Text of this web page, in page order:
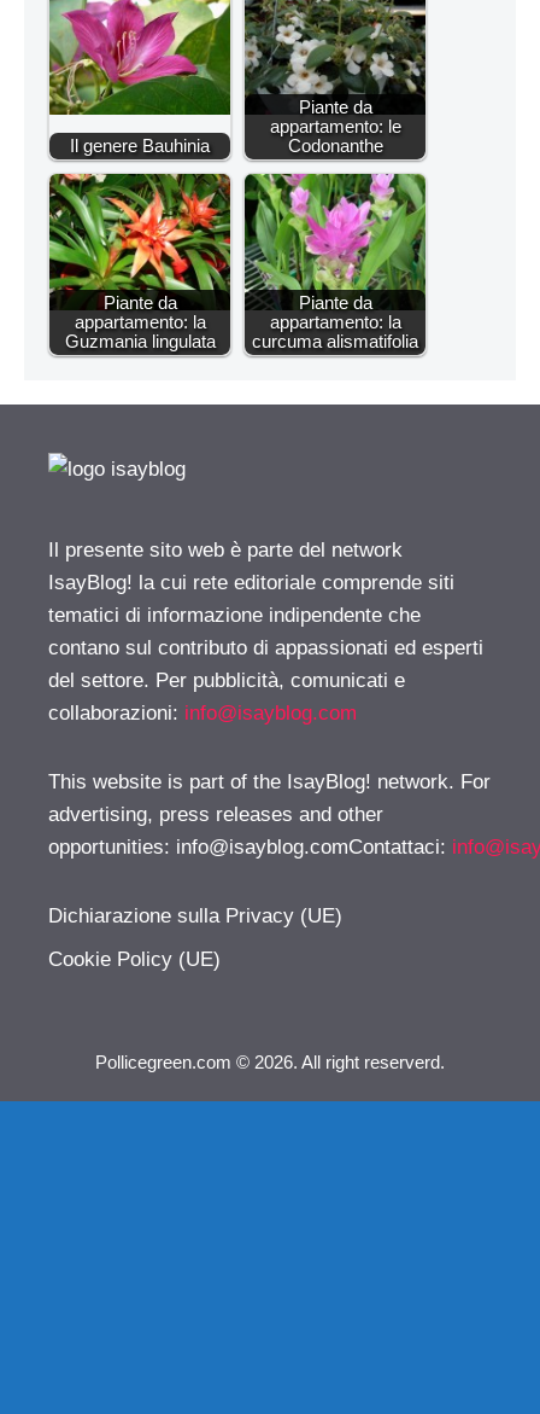
Il genere Bauhinia
Piante da
appartamento: le
Codonanthe
Piante da
appartamento: la
Guzmania lingulata
Piante da
appartamento: la
curcuma alismatifolia
Il presente sito web è parte del network
IsayBlog! la cui rete editoriale comprende siti
tematici di informazione indipendente che
contano sul contributo di appassionati ed esperti
del settore. Per pubblicità, comunicati e
collaborazioni: info@isayblog.com
This website is part of the IsayBlog! network. For
advertising, press releases and other
opportunities: info@isayblog.comContattaci:
Dichiarazione sulla Privacy (UE)
Cookie Policy (UE)
Pollicegreen.com © 2026. All right reserverd.